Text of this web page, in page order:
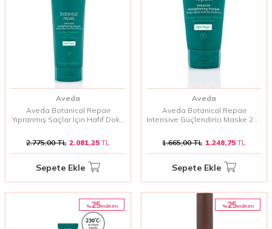
Aveda
Aveda Botanical Repair
Yıpranmış Saçlar Için Hafif Doku
2.775,00TL 2.081,25 TL
Sepete Ekle
Aveda
Aveda Botanical Repair
Intensive Güçlendirici Maske 200
1.665,00TL 1.248,75 TL
Sepete Ekle
%25i̇ndirim %25i̇ndirim